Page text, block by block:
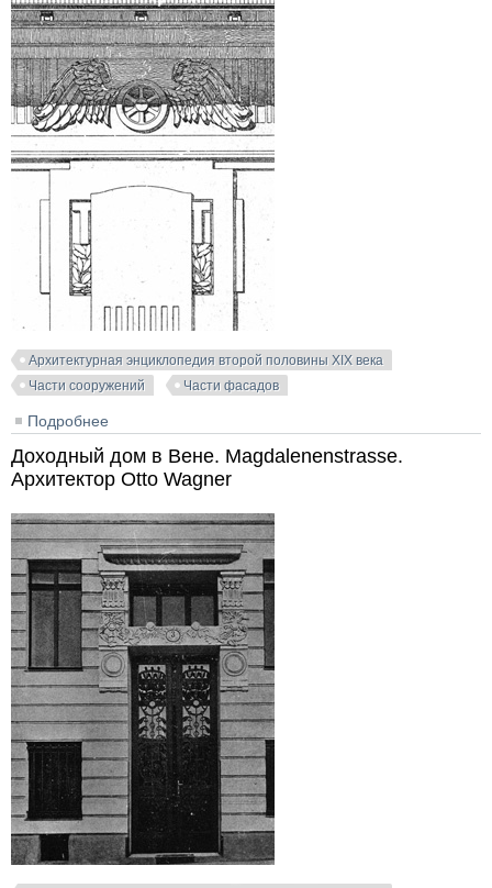
Архитектурная энциклопедия второй половины XIX века
Части сооружений
Части фасадов
Подробнее
Доходный дом в Вене. Magdalenenstrasse.
Архитектор Otto Wagner